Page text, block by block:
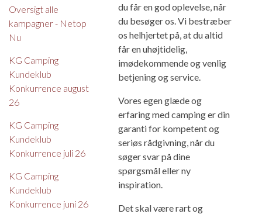
Oversigt alle
kampagner - Netop
Nu
KG Camping
Kundeklub
Konkurrence august
26
KG Camping
Kundeklub
Konkurrence juli 26
KG Camping
Kundeklub
Konkurrence juni 26
du får en god oplevelse, når
du besøger os. Vi bestræber
os helhjertet på, at du altid
får en uhøjtidelig,
imødekommende og venlig
betjening og service.
Vores egen glæde og
erfaring med camping er din
garanti for kompetent og
seriøs rådgivning, når du
søger svar på dine
spørgsmål eller ny
inspiration.
Det skal være rart og